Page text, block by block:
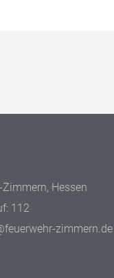
Zimmern, Hessen
112
zimmern.de